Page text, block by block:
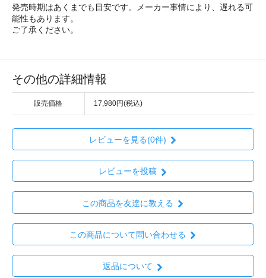
発売時期はあくまでも目安です。メーカー事情により、遅れる可
能性もあります。
ご了承ください。
その他の詳細情報
販売価格 17,980円(税込)
レビューを見る(0件)
レビューを投稿
この商品を友達に教える
この商品について問い合わせる
返品について